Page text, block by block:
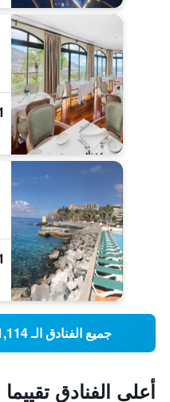
جميع الفنادق الـ 1,114 قرب Funchal Centre